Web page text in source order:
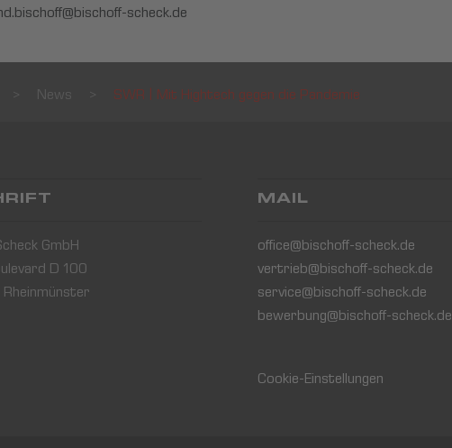
scheck.de
News SWR | Mit Hightech gegen die Pandemie
GmbH
D 100
MAIL
office@bischoff-scheck.de
vertrieb@bischoff-scheck.de
service@bischoff-scheck.de
bewerbung@bischoff-scheck.de
Cookie-Einstellungen